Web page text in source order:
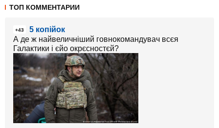
ТОП КОММЕНТАРИИ
+43
5 копійок
А де ж найвеличніший говнокомандувач всєя
Галактики і єйо окрєсностєй?